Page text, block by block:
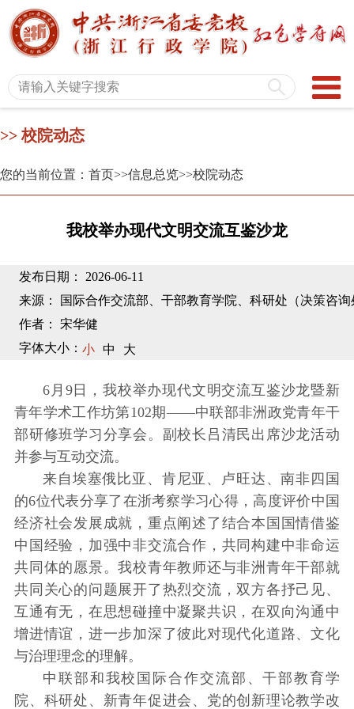
>> 校院动态
您的当前位置：首页>>信息总览>>校院动态
我校举办现代文明交流互鉴沙龙
发布日期： 2026-06-11
来源： 国际合作交流部、干部教育学院、科研处（决策咨询
作者： 宋华健
字体大小： 小 中 大
6月9日，我校举办现代文明交流互鉴沙龙暨新
青年学术工作坊第102期——中联部非洲政党青年干
部研修班学习分享会。副校长吕清民出席沙龙活动
并参与互动交流。
来自埃塞俄比亚、肯尼亚、卢旺达、南非四国
的6位代表分享了在浙考察学习心得，高度评价中国
经济社会发展成就，重点阐述了结合本国国情借鉴
中国经验，加强中非交流合作，共同构建中非命运
共同体的愿景。我校青年教师还与非洲青年干部就
共同关心的问题展开了热烈交流，双方各抒己见、
互通有无，在思想碰撞中凝聚共识，在双向沟通中
增进情谊，进一步加深了彼此对现代化道路、文化
与治理理念的理解。
中联部和我校国际合作交流部、干部教育学
院、科研处、新青年促进会、党的创新理论教学改